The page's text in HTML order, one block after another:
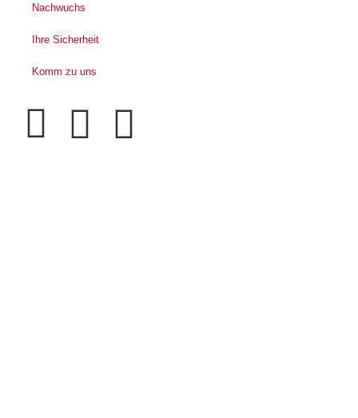
Nachwuchs
Ihre Sicherheit
Komm zu uns